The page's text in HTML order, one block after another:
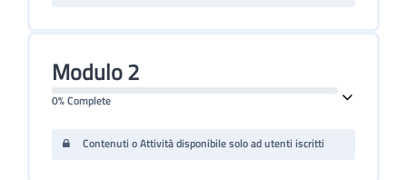
Modulo 2
0% Complete
Contenuti o Attività disponibile solo ad utenti iscritti